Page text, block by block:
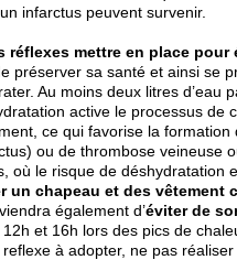
infarctus peuvent survenir.
réflexes mettre en place pour
préserver sa santé et ainsi se
Au moins deux litres
active le processus de
ce qui favorise la formation
ou de thrombose veineuse
où le risque de déshydratation
un chapeau et des vêtement
également d’éviter de
12h et 16h lors des pics de
à adopter, ne pas